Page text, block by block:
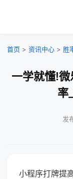
首页 > 资讯中心 > 胜
一学就懂!
率
发
小程序打牌提